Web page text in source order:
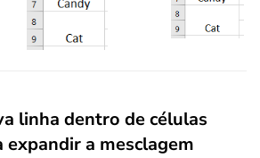
linha dentro de células
expandir a mesclagem